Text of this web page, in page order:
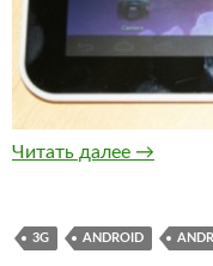
Читать далее →
3G ANDROID